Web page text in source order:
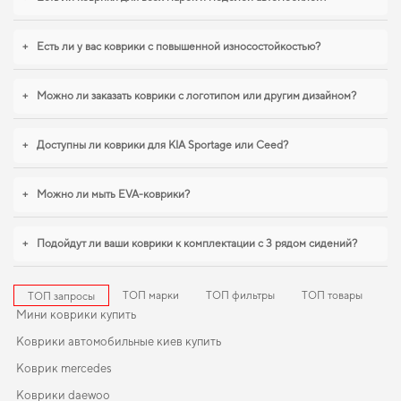
nissan patrolудобно прямо на сайте. Продуманная защита пола начинается с
для kia morning
станут практичным решением на каждый день. Продолжим
работать для вашего комфорта и предлагать товары, которым можно
+ Есть ли у вас коврики с повышенной износостойкостью?
+ Можно ли заказать коврики с логотипом или другим дизайном?
+ Доступны ли коврики для KIA Sportage или Ceed?
+ Можно ли мыть EVA-коврики?
+ Подойдут ли ваши коврики к комплектации с 3 рядом сидений?
ТОП запросы ТОП марки ТОП фильтры ТОП товары
Мини коврики купить
Коврики автомобильные киев купить
Коврик mercedes
Коврики daewoo